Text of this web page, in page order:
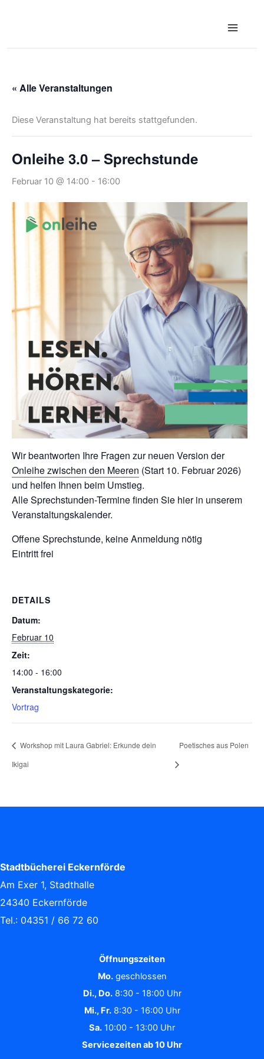
springen
« Alle Veranstaltungen
Diese Veranstaltung hat bereits stattgefunden.
Onleihe 3.0 – Sprechstunde
Februar 10 @ 14:00 - 16:00
Wir beantworten Ihre Fragen zur neuen Version der
Onleihe zwischen den Meeren (Start 10. Februar 2026)
und helfen Ihnen beim Umstieg.
Alle Sprechstunden-Termine finden Sie hier in unserem
Veranstaltungskalender.
Offene Sprechstunde, keine Anmeldung nötig
Eintritt frei
DETAILS
Datum:
Februar 10
Zeit:
14:00 - 16:00
Veranstaltungskategorie:
Vortrag
Workshop mit Laura Gabriel: Erkunde dein
Ikigai
Poetisches aus Polen
Stadtbücherei Eckernförde
Am Exer 1, Stadthalle
24340 Eckernförde
Tel.: 04351 / 66 72 60
Öffnungszeiten
Mo.geschlossen
Di., Do.8:30 - 18:00 Uhr
Mi., Fr.8:30 - 16:00 Uhr
Sa. 10:00 - 13:00 Uhr
Servicezeiten ab 10 Uhr